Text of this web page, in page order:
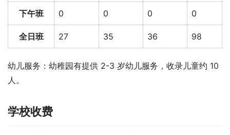
下午班 0 0 0 0
全日班 27 35 36 98
幼儿服务：幼稚园有提供 2-3 岁幼儿服务，收录儿童约 10
人。
学校收费